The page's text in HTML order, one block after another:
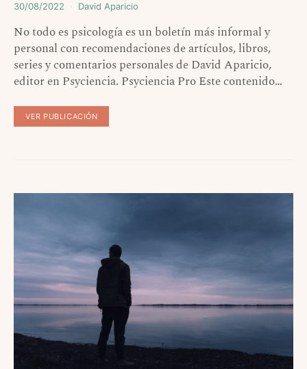
30/08/2022 David Aparicio
No todo es psicología es un boletín más informal y
personal con recomendaciones de artículos, libros,
series y comentarios personales de David Aparicio,
editor en Psyciencia. Psyciencia Pro Este contenido…
VER PUBLICACIÓN